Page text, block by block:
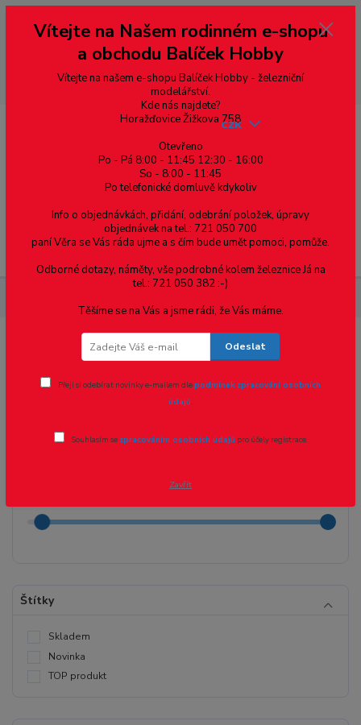
--- pro zákazníky ze Slovenska a jiných zemí, pokud chcete platit v eurech
přepněte si e-shop na euro 💶 pro přepočet měny - pravý horní roh ---
dobírky – pokud si z nějakého důvodu zásilku nevyzvednete, bude po
domluvě zaslána znovu s opětovnou platbou za poštovné, v opačném
případě bude zrušena a účet přidán na blacklist a rušeny následující
objednávky.
Menu
CZK
Kolejivo Roco
Štítky
Skladem
Novinka
TOP produkt
Vítejte na Našem rodinném e-shopu
a obchodu Balíček Hobby
Vítejte na našem e-shopu Balíček Hobby - železniční
modelářství.
Kde nás najdete?
Horažďovice Žižkova 758
Otevřeno
Po - Pá 8:00 - 11:45 12:30 - 16:00
So - 8:00 - 11:45
Po telefonické domluvě kdykoliv
Info o objednávkách, přidání, odebrání položek, úpravy
objednávek na tel.: 721 050 700
paní Věra se Vás ráda ujme a s čím bude umět pomoci, pomůže.
Odborné dotazy, náměty, vše podrobné kolem železnice Já na
tel.: 721 050 382 :-)
Těšíme se na Vás a jsme rádi, že Vás máme.
Odeslat
Přeji si odebírat novinky e-mailem dlepodmínek zpracování osobních
údajů.
Souhlasím se zpracováním osobních údajů pro účely registrace.
Zavřít